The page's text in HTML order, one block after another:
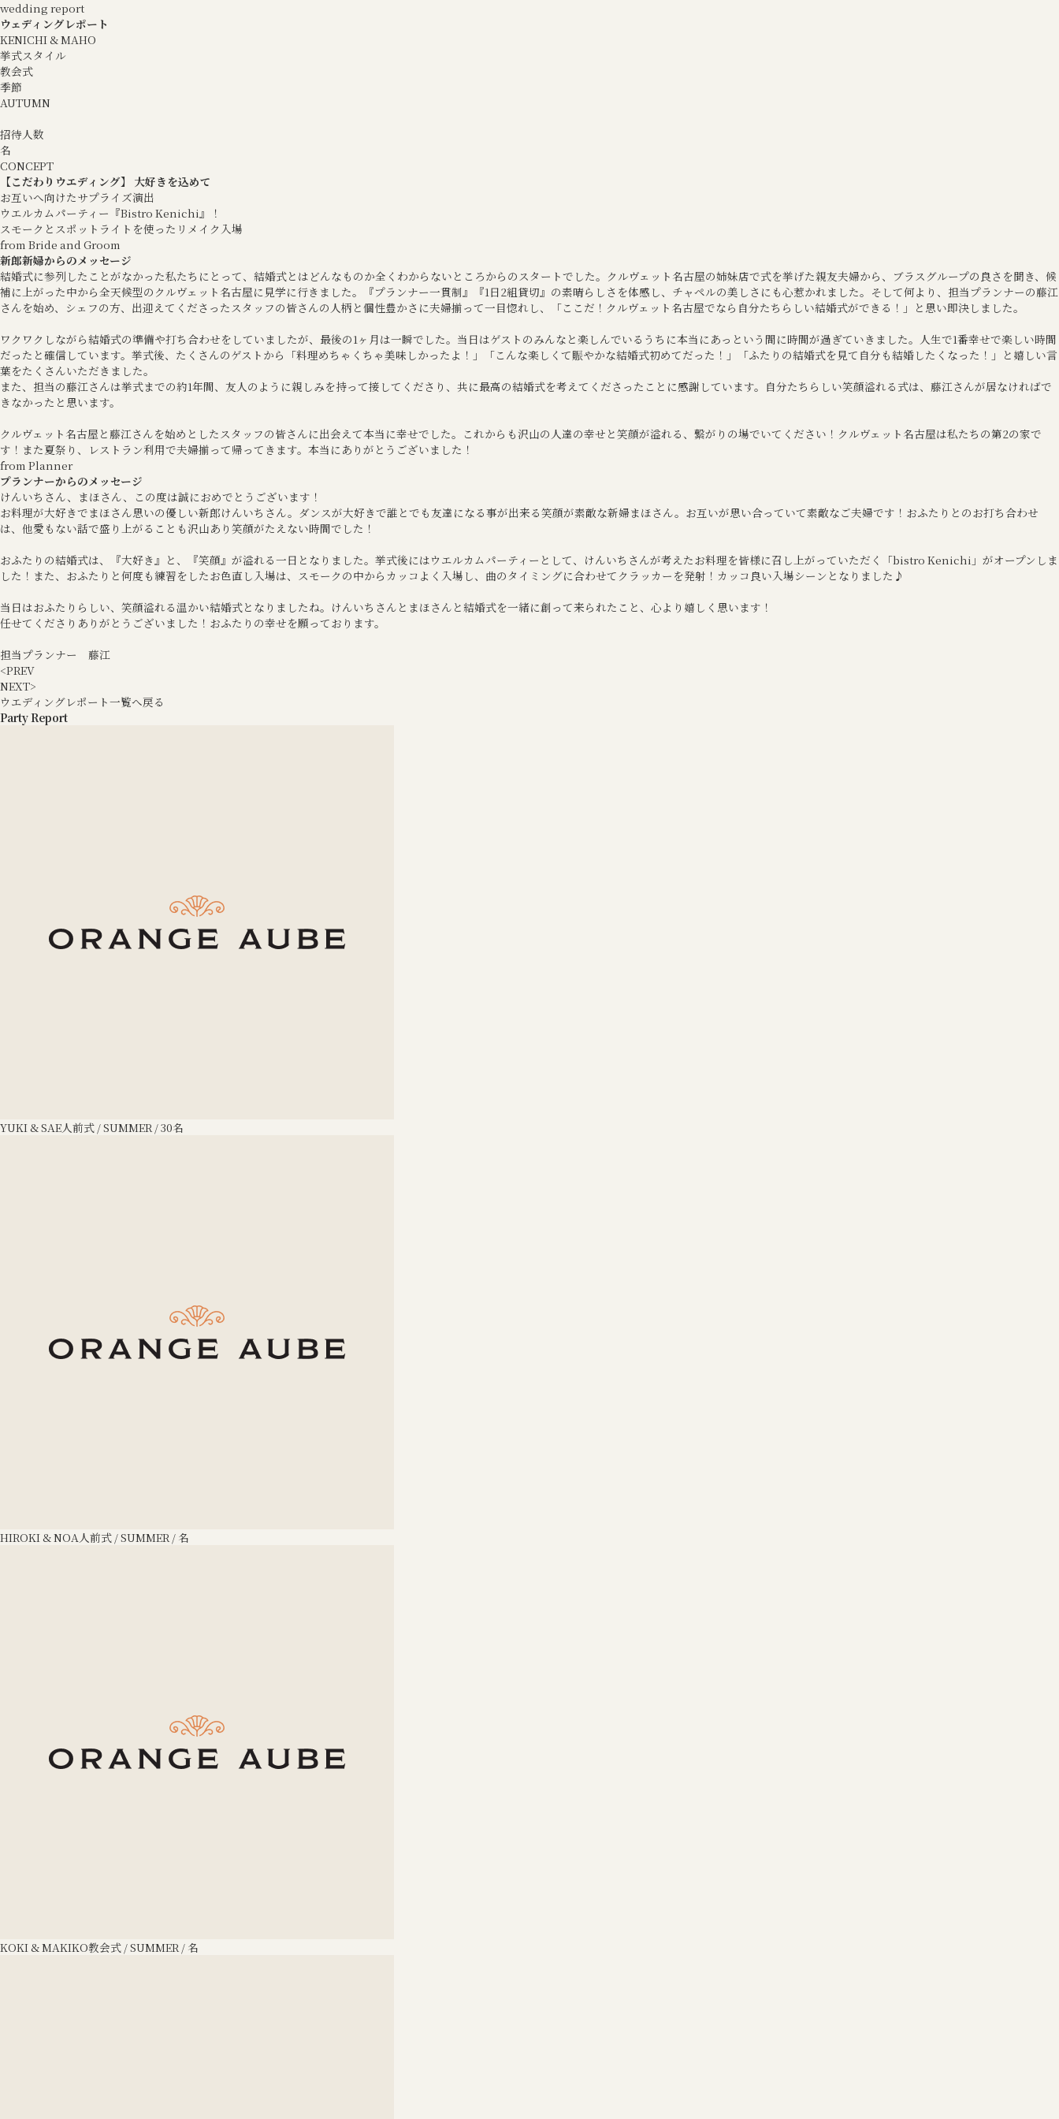
wedding report
ウェディングレポート
KENICHI & MAHO
挙式スタイル
教会式
季節
AUTUMN
招待人数
名
CONCEPT
【こだわりウエディング】 大好きを込めて
お互いへ向けたサプライズ演出
ウエルカムパーティー『Bistro Kenichi』！
スモークとスポットライトを使ったリメイク入場
from Bride and Groom
新郎新婦からのメッセージ
結婚式に参列したことがなかった私たちにとって、結婚式とはどんなものか全くわからないところからのスタートでした。クルヴェット名古屋の姉妹店で式を挙げた親友夫婦から、ブラスグループの良さを聞き、候
補に上がった中から全天候型のクルヴェット名古屋に見学に行きました。『プランナー一貫制』『1日2組貸切』の素晴らしさを体感し、チャペルの美しさにも心惹かれました。そして何より、担当プランナーの藤江
さんを始め、シェフの方、出迎えてくださったスタッフの皆さんの人柄と個性豊かさに夫婦揃って一目惚れし、「ここだ！クルヴェット名古屋でなら自分たちらしい結婚式ができる！」と思い即決しました。
ワクワクしながら結婚式の準備や打ち合わせをしていましたが、最後の1ヶ月は一瞬でした。当日はゲストのみんなと楽しんでいるうちに本当にあっという間に時間が過ぎていきました。人生で1番幸せで楽しい時間
だったと確信しています。挙式後、たくさんのゲストから「料理めちゃくちゃ美味しかったよ！」「こんな楽しくて賑やかな結婚式初めてだった！」「ふたりの結婚式を見て自分も結婚したくなった！」と嬉しい言
葉をたくさんいただきました。
また、担当の藤江さんは挙式までの約1年間、友人のように親しみを持って接してくださり、共に最高の結婚式を考えてくださったことに感謝しています。自分たちらしい笑顔溢れる式は、藤江さんが居なければで
きなかったと思います。
クルヴェット名古屋と藤江さんを始めとしたスタッフの皆さんに出会えて本当に幸せでした。これからも沢山の人達の幸せと笑顔が溢れる、繋がりの場でいてください！クルヴェット名古屋は私たちの第2の家で
す！また夏祭り、レストラン利用で夫婦揃って帰ってきます。本当にありがとうございました！
from Planner
プランナーからのメッセージ
けんいちさん、まほさん、この度は誠におめでとうございます！
お料理が大好きでまほさん思いの優しい新郎けんいちさん。ダンスが大好きで誰とでも友達になる事が出来る笑顔が素敵な新婦まほさん。お互いが思い合っていて素敵なご夫婦です！おふたりとのお打ち合わせ
は、他愛もない話で盛り上がることも沢山あり笑顔がたえない時間でした！
おふたりの結婚式は、『大好き』と、『笑顔』が溢れる一日となりました。挙式後にはウエルカムパーティーとして、けんいちさんが考えたお料理を皆様に召し上がっていただく「bistro Kenichi」がオープンしま
した！また、おふたりと何度も練習をしたお色直し入場は、スモークの中からカッコよく入場し、曲のタイミングに合わせてクラッカーを発射！カッコ良い入場シーンとなりました♪
当日はおふたりらしい、笑顔溢れる温かい結婚式となりましたね。けんいちさんとまほさんと結婚式を一緒に創って来られたこと、心より嬉しく思います！
任せてくださりありがとうございました！おふたりの幸せを願っております。
担当プランナー 藤江
<PREV
NEXT>
ウエディングレポート一覧へ戻る
Party Report
YUKI & SAE人前式 / SUMMER / 30名
HIROKI & NOA人前式 / SUMMER / 名
KOKI & MAKIKO教会式 / SUMMER / 名